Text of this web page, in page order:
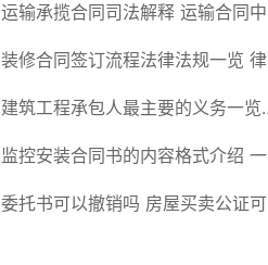
要包括这些内容
运输承揽合同司法解释 运输合同中
承运人的义务有哪些
装修合同签订流程法律法规一览 律
师解答
建筑工程承包人最主要的义务一览
承包合同内容介绍
监控安装合同书的内容格式介绍 一
般包括这些条款
委托书可以撤销吗 房屋买卖公证可